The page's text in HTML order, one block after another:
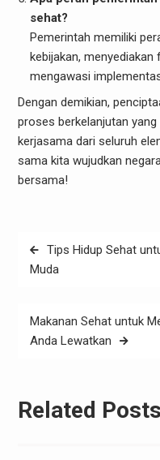
sehat?
Pemerintah memiliki
kebijakan,
mengawasi
Dengan demikian,
proses berkelanjutan
kerjasama dari seluruh
sama kita wujudkan
bersama!
Post
navigation
Tips Hidup Sehat
Muda
Makanan Sehat untuk
Anda Lewatkan
Related Posts